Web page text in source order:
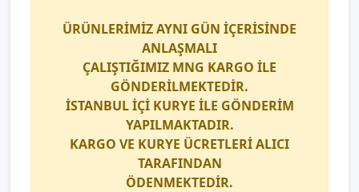
ÜRÜNLERİMİZ AYNI GÜN İÇERİSİNDE
ANLAŞMALI
ÇALIŞTIĞIMIZ MNG KARGO İLE
GÖNDERİLMEKTEDİR.
İSTANBUL İÇİ KURYE İLE GÖNDERİM
YAPILMAKTADIR.
KARGO VE KURYE ÜCRETLERİ ALICI
TARAFINDAN
ÖDENMEKTEDİR.